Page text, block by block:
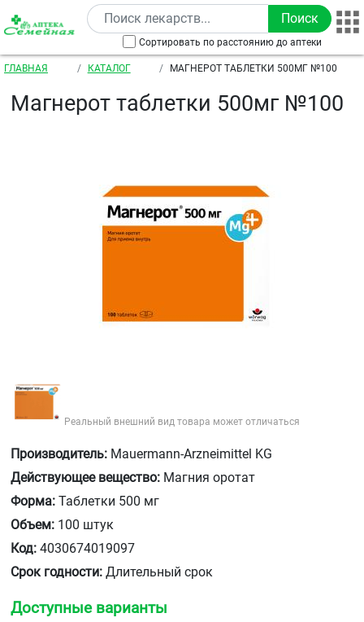
Перейти к основному содержанию
Сортировать по расстоянию до аптеки
Строка навигации
ГЛАВНАЯ КАТАЛОГ МАГНЕРОТ ТАБЛЕТКИ 500МГ №100
Магнерот таблетки 500мг №100
Реальный внешний вид товара может отличаться
Производитель: Mauermann-Arzneimittel KG
Действующее вещество: Магния оротат
Форма: Таблетки 500 мг
Объем: 100 штук
Код: 4030674019097
Срок годности: Длительный срок
Доступные варианты